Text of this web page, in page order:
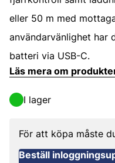
eller 50 m med
användarvänlighet har
batteri via USB-C.
Läs mera om
I lager
För att köpa måste
Beställ